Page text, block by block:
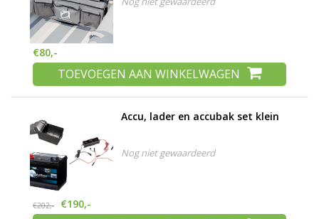
€80,-
TOEVOEGEN AAN WINKELWAGEN
Accu, lader en accubak set klein
Nog niet gewaardeerd
€202,- €190,-